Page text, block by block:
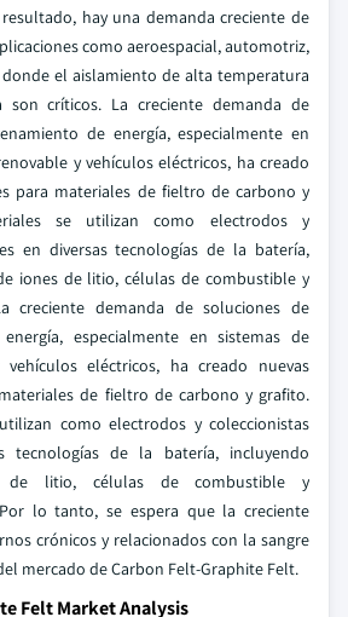
hay una demanda creciente de
como aeroespacial, automotriz,
el aislamiento de alta temperatura
críticos. La creciente demanda de
de energía, especialmente en
y vehículos eléctricos, ha creado
para materiales de fieltro de carbono y
se utilizan como electrodos y
en diversas tecnologías de la batería,
iones de litio, células de combustible y
creciente demanda de soluciones de
especialmente en sistemas de
eléctricos, ha creado nuevas
de fieltro de carbono y grafito.
como electrodos y coleccionistas
tecnologías de la batería, incluyendo
de litio, células de combustible y
lo tanto, se espera que la creciente
crónicos y relacionados con la sangre
mercado de Carbon Felt-Graphite Felt.
Felt Market Analysis